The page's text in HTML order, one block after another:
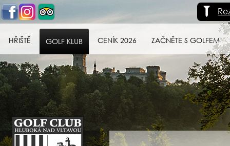
HŘIŠTĚ GOLF KLUB CENÍK 2026 ZAČNĚTE S GOLFEM
Golf klub Hluboká
nad Vltavou